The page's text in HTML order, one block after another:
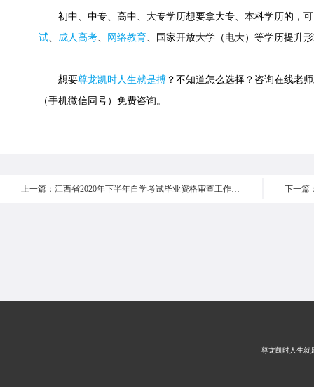
初中、中专、高中、大专学历想要拿大专、本科学历的，可
试、 成人高考、 网络教育、国家开放大学（电大）等学历提升
想要尊龙凯时人生就是搏 ？不知道怎么选择？咨询在线老
（手机微信同号）免费咨询。
上一篇：江西省2020年下半年自学考试毕业资格审查工作顺利结束
尊龙凯时人生就